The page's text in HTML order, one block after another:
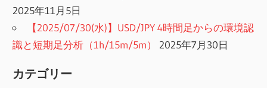
2025年11月5日
【2025/07/30(水)】USD/JPY 4時間足からの環境認
識と短期足分析（1h/15m/5m）
2025年7月30日
カテゴリー